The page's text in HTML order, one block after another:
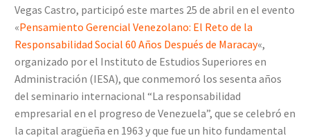
Vegas Castro, participó este martes 25 de abril en el evento
«Pensamiento Gerencial Venezolano: El Reto de la
Responsabilidad Social 60 Años Después de Maracay«,
organizado por el Instituto de Estudios Superiores en
Administración (IESA), que conmemoró los sesenta años
del seminario internacional “La responsabilidad
empresarial en el progreso de Venezuela”, que se celebró en
la capital aragüeña en 1963 y que fue un hito fundamental